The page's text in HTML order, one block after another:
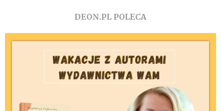
DEON.PL POLECA